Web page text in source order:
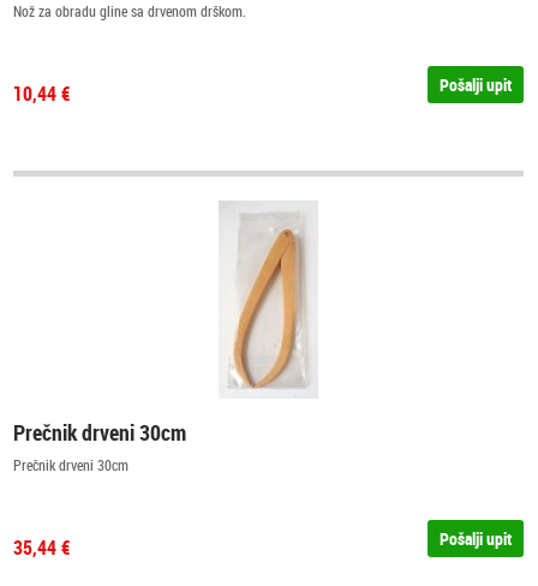
Nož za obradu gline sa drvenom drškom.
10,44 € Pošalji upit
Prečnik drveni 30cm
Prečnik drveni 30cm
35,44 € Pošalji upit